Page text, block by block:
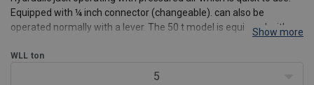
Equipped with ¼ inch connector (changeable). can also be
operated normally with a lever. The 50 t model is equipped with
Show more
WLL ton
5